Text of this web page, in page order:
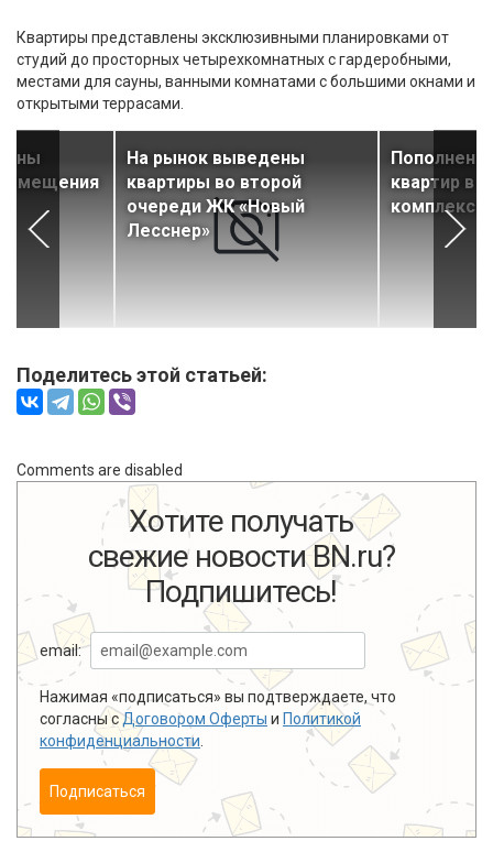
Квартиры представлены эксклюзивными планировками от
студий до просторных четырехкомнатных с гардеробными,
местами для сауны, ванными комнатами с большими окнами и
открытыми террасами.
На рынок выведены
квартиры во второй
очереди ЖК «Новый
Лесснер»
квартир в
Поделитесь этой статьей:
Comments are disabled
Хотите получать
свежие новости BN.ru?
Подпишитесь!
email:
Нажимая «подписаться» вы подтверждаете, что
согласны сДоговором Оферты и Политикой
конфиденциальности
Подписаться